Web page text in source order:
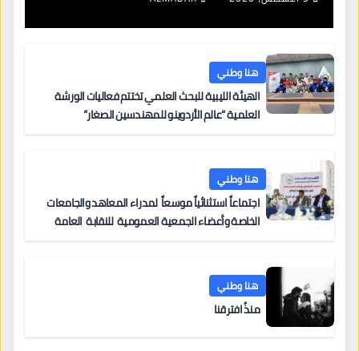
هنا وطني
الهيئة الليبية للبحث العلمي تختتم فعاليات الورشة
العلمية “عالم الأردوينو للمهندسين الصغار”
هنا وطني
اجتماعاً استثنائياً موسعاً لمدراء المعاهد والجامعات
الخاصة وأعضاء الجمعية العمومية للنقابة العامة
هنا وطني
منذُ افترقنا